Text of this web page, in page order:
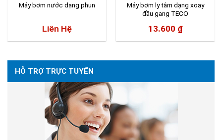
HỖ TRỢ TRỰC TUYẾN
Máy bơm nước dạng phun
Liên Hệ
Máy bơm ly tâm dạng xoay
đầu gang TECO
13.600 ₫